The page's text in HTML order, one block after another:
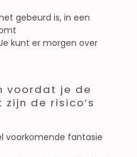
gebeurd is, in een
kunt er morgen over
voordat je de
de risico’s
voorkomende fantasie